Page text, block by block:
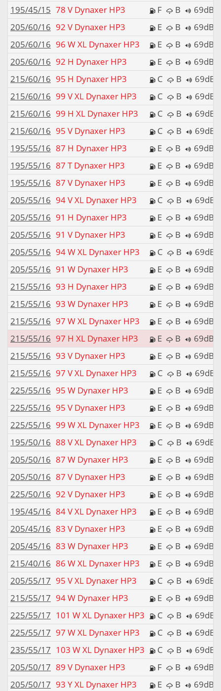
195/45/15 78 V Dynaxer HP3 F B
69dB
205/60/16 92 V Dynaxer HP3 E B
69dB
205/60/16 96 W XL Dynaxer HP3 E B
69dB
205/60/16 92 H Dynaxer HP3 E B
69dB
215/60/16 95 H Dynaxer HP3 C B
69dB
215/60/16 99 V XL Dynaxer HP3 C B
69dB
215/60/16 99 H XL Dynaxer HP3 C B
69dB
215/60/16 95 V Dynaxer HP3 C B
69dB
195/55/16 87 H Dynaxer HP3 E B
69dB
195/55/16 87 T Dynaxer HP3 E B
69dB
195/55/16 87 V Dynaxer HP3 E B
69dB
205/55/16 94 V XL Dynaxer HP3 C B
69dB
205/55/16 91 H Dynaxer HP3 E B
69dB
205/55/16 91 V Dynaxer HP3 E B
69dB
205/55/16 94 W XL Dynaxer HP3 C B
69dB
205/55/16 91 W Dynaxer HP3 E B
69dB
215/55/16 93 H Dynaxer HP3 E B
69dB
215/55/16 93 W Dynaxer HP3 E B
69dB
215/55/16 97 W XL Dynaxer HP3 E B
69dB
215/55/16 97 H XL Dynaxer HP3 E B
69dB
215/55/16 93 V Dynaxer HP3 E B
69dB
215/55/16 97 V XL Dynaxer HP3 C B
69dB
225/55/16 95 W Dynaxer HP3 E B
69dB
225/55/16 95 V Dynaxer HP3 E B
69dB
225/55/16 99 W XL Dynaxer HP3 E B
69dB
195/50/16 88 V XL Dynaxer HP3 C B
69dB
205/50/16 87 W Dynaxer HP3 E B
69dB
205/50/16 87 V Dynaxer HP3 E B
69dB
225/50/16 92 V Dynaxer HP3 E B
69dB
195/45/16 84 V XL Dynaxer HP3 E B
69dB
205/45/16 83 V Dynaxer HP3 E B
69dB
205/45/16 83 W Dynaxer HP3 E B
69dB
215/40/16 86 W XL Dynaxer HP3 E B
69dB
205/55/17 95 V XL Dynaxer HP3 C B
69dB
215/55/17 94 W Dynaxer HP3 E B
69dB
225/55/17 101 W XL Dynaxer HP3 C B
69dB
225/55/17 97 W XL Dynaxer HP3 C B
69dB
235/55/17 103 W XL Dynaxer HP3 C B
69dB
205/50/17 89 V Dynaxer HP3 F B
69dB
205/50/17 93 Y XL Dynaxer HP3 E B
69dB